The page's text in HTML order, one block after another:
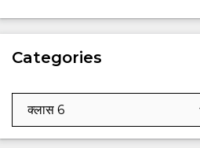
Categories
Categories